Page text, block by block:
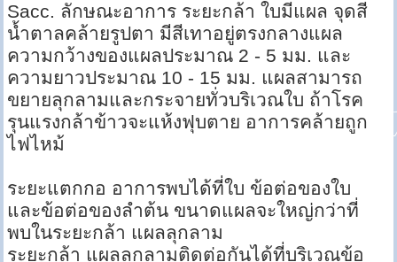
Sacc. ลักษณะอาการ ระยะกล้า ใบมีแผล จุดสี
น้ำตาลคล้ายรูปตา มีสีเทาอยู่ตรงกลางแผล
ความกว้างของแผลประมาณ 2 - 5 มม. และ
ความยาวประมาณ 10 - 15 มม. แผลสามารถ
ขยายลุกลามและกระจายทั่วบริเวณใบ ถ้าโรค
รุนแรงกล้าข้าวจะแห้งฟุบตาย อาการคล้ายถูก
ไฟไหม้
ระยะแตกกอ อาการพบได้ที่ใบ ข้อต่อของใบ
และข้อต่อของลำต้น ขนาดแผลจะใหญ่กว่าที่
พบในระยะกล้า แผลลุกลาม
ระยะกล้า แผลลุกลามติดต่อกันได้ที่บริเวณข้อ